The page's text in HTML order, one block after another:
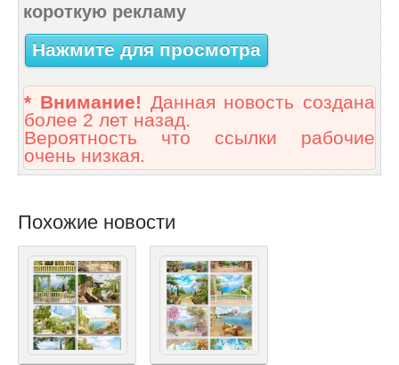
короткую рекламу
Нажмите для просмотра
* Внимание! Данная новость создана
более 2 лет назад.
Вероятность что ссылки рабочие
очень низкая.
Похожие новости